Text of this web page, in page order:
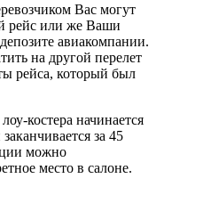
Вас могут
рейс или же Ваши
авиакомпании.
на другой перелет
рейса, который был
костера начинается
за 45
можно
место в салоне.